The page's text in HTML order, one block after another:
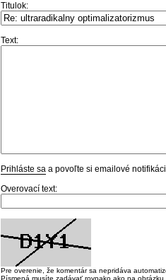
Titulok:
Text:
Prihláste sa a povoľte si emailové
Overovací text:
Pre overenie, že komentár sa nepridáva
Písmená musíte zadávať rovnako ako na